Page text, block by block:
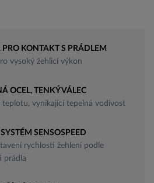
KONTAKT S PRÁDLEM
vysoký žehlicí výkon
OCEL, TENKÝ VÁLEC
teplotu, vynikající tepelná vodivost
SENSOSPEED
rychlosti žehlení podle
prádla